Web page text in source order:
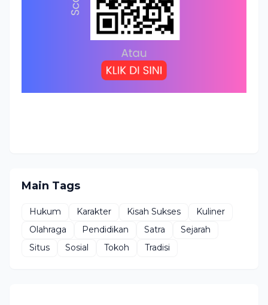
Main Tags
Hukum Karakter Kisah Sukses
Kuliner
Olahraga
Pendidikan Satra
Sejarah
Situs
Sosial Tokoh Tradisi